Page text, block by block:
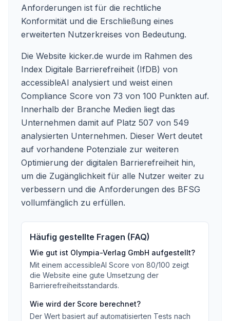
Anforderungen ist für die rechtliche
Konformität und die Erschließung eines
erweiterten Nutzerkreises von Bedeutung.
Die Website kicker.de wurde im Rahmen des
Index Digitale Barrierefreiheit (IfDB) von
accessibleAI analysiert und weist einen
Compliance Score von 73 von 100 Punkten auf.
Innerhalb der Branche Medien liegt das
Unternehmen damit auf Platz 507 von 549
analysierten Unternehmen. Dieser Wert deutet
auf vorhandene Potenziale zur weiteren
Optimierung der digitalen Barrierefreiheit hin,
um die Zugänglichkeit für alle Nutzer weiter zu
verbessern und die Anforderungen des BFSG
vollumfänglich zu erfüllen.
Häufig gestellte Fragen (FAQ)
Wie gut ist Olympia-Verlag GmbH aufgestellt?
Mit einem accessibleAI Score von 80/100 zeigt
die Website eine gute Umsetzung der
Barrierefreiheitsstandards.
Wie wird der Score berechnet?
Der Wert basiert auf automatisierten Tests nach